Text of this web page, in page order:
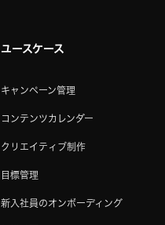
ユースケース
キャンペーン管理
コンテンツカレンダー
クリエイティブ制作
目標管理
新入社員のオンボーディング